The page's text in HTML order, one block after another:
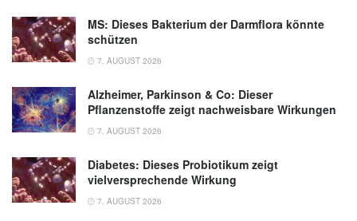
MS: Dieses Bakterium der Darmflora könnte
schützen
7. AUGUST 2026
Alzheimer, Parkinson & Co: Dieser
Pflanzenstoffe zeigt nachweisbare Wirkungen
7. AUGUST 2026
Diabetes: Dieses Probiotikum zeigt
vielversprechende Wirkung
7. AUGUST 2026